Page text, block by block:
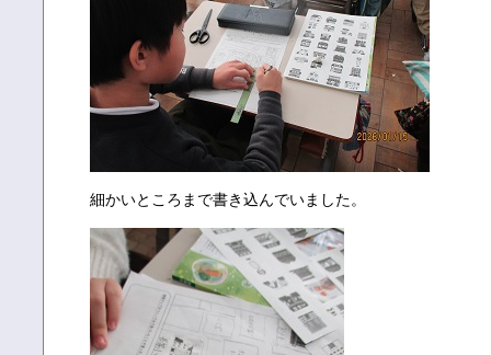
細かいところまで書き込んでいました。